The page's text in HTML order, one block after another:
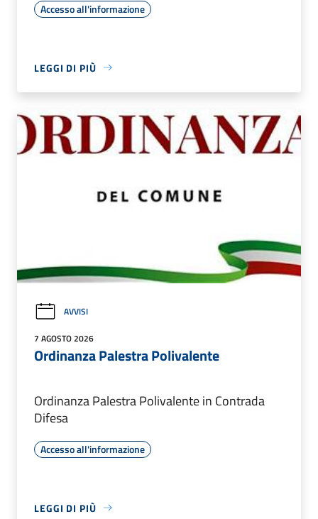
Accesso all'informazione
LEGGI DI PIÙ
AVVISI
7 AGOSTO 2026
Ordinanza Palestra Polivalente
Ordinanza Palestra Polivalente in Contrada
Difesa
Accesso all'informazione
LEGGI DI PIÙ